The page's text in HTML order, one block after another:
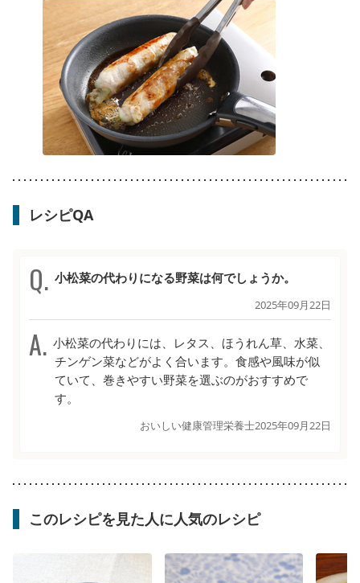
レシピQA
小松菜の代わりになる野菜は何でしょうか。
2025年09月22日
小松菜の代わりには、レタス、ほうれん草、水菜、
チンゲン菜などがよく合います。食感や風味が似
ていて、巻きやすい野菜を選ぶのがおすすめで
す。
おいしい健康管理栄養士2025年09月22日
このレシピを見た人に人気のレシピ